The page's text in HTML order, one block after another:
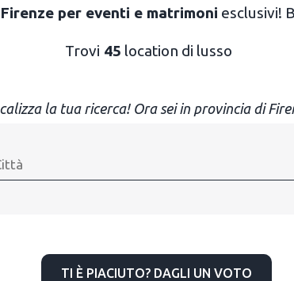
per eventi e matrimoni esclusivi!
Trovi 45 location di lusso
la tua ricerca! Ora sei in provincia di
TI È PIACIUTO? DAGLI UN VOTO